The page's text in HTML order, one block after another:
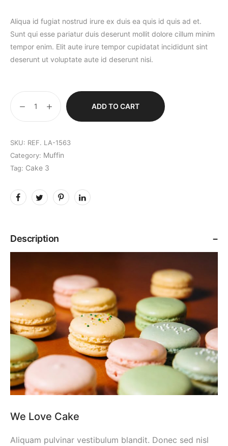
Aliqua id fugiat nostrud irure ex duis ea quis id quis ad et.
Sunt qui esse pariatur duis deserunt mollit dolore cillum minim
tempor enim. Elit aute irure tempor cupidatat incididunt sint
deserunt ut voluptate aute id deserunt nisi.
ADD TO CART
SKU: REF. LA-1563
Category: Muffin
Tag: Cake 3
Description
We Love Cake
Aliquam pulvinar vestibulum blandit. Donec sed nisl